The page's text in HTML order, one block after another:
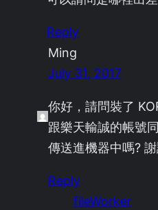
Reply
Ming
July 31, 2017
你好，請問裝了
跟樂天輸誠的帳號
傳送進機器中嗎?
Reply
fileWorker